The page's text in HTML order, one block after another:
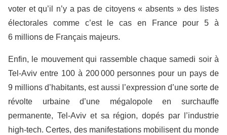
voter et qu’il n’y a pas de citoyens « absents » des listes
électorales comme c’est le cas en France pour 5 à
6 millions de Français majeurs.
Enfin, le mouvement qui rassemble chaque samedi soir à
Tel-Aviv entre 100 à 200 000 personnes pour un pays de
9 millions d’habitants, est aussi l’expression d’une sorte de
révolte urbaine d’une mégalopole en surchauffe
permanente, Tel-Aviv et sa région, dopés par l’industrie
high-tech. Certes, des manifestations mobilisent du monde